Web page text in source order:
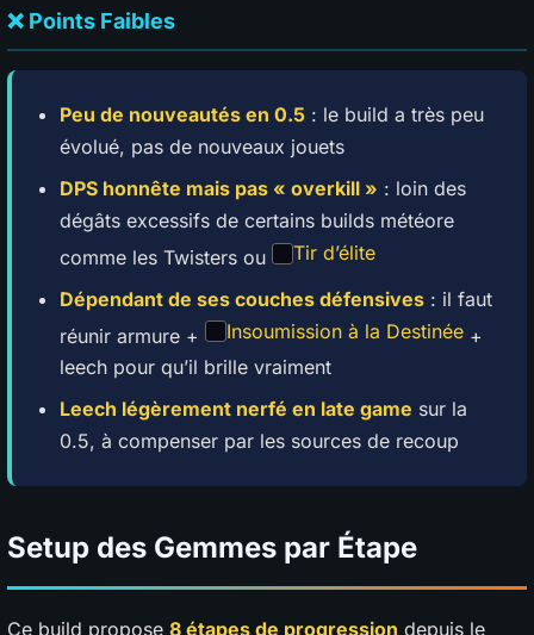
❌ Points Faibles
Peu de nouveautés en 0.5 : le build a très peu
évolué, pas de nouveaux jouets
DPS honnête mais pas « overkill » : loin des
dégâts excessifs de certains builds météore
comme les Twisters ou
Tir d’élite
Dépendant de ses couches défensives : il faut
réunir armure +
Insoumission à la Destinée +
leech pour qu’il brille vraiment
Leech légèrement nerfé en late game sur la
0.5, à compenser par les sources de recoup
Setup des Gemmes par Étape
Ce build propose 8 étapes de progression depuis le